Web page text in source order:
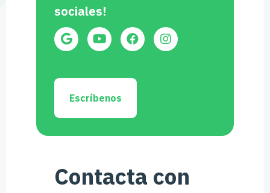
sociales!
Escríbenos
Contacta con